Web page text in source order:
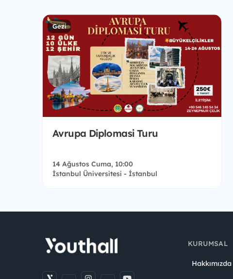
Gezi
Avrupa Diplomasi Turu
14 Ağustos Cuma, 10:00
İstanbul Üniversitesi - İstanbul
KURUMSAL
Hakkımızda